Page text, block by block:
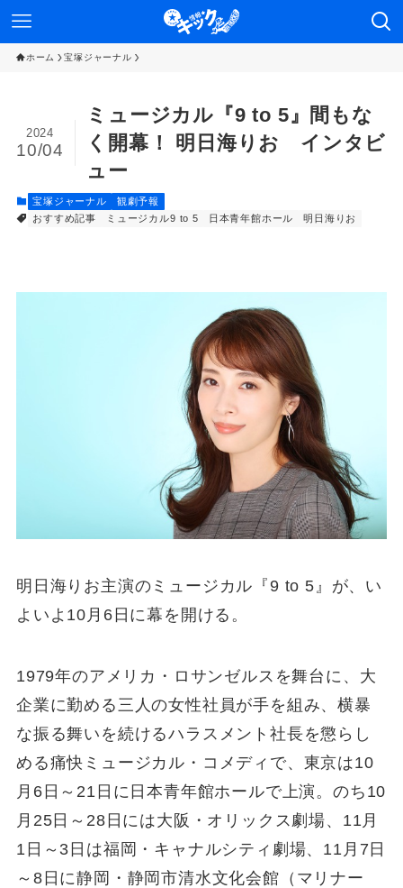
ホーム 宝塚ジャーナル
ミュージカル『9 to 5』間もな
く開幕！ 明日海りお インタビ
ュー
2024
10/04
宝塚ジャーナル
観劇予報
おすすめ記事
ミュージカル9 to 5 日本青年館ホール 明日海りお
明日海りお主演のミュージカル『9 to 5』が、い
よいよ10月6日に幕を開ける。
1979年のアメリカ・ロサンゼルスを舞台に、大
企業に勤める三人の女性社員が手を組み、横暴
な振る舞いを続けるハラスメント社長を懲らし
める痛快ミュージカル・コメディで、東京は10
月6日～21日に日本青年館ホールで上演。のち10
月25日～28日には大阪・オリックス劇場、11月
1日～3日は福岡・キャナルシティ劇場、11月7日
～8日に静岡・静岡市清水文化会館（マリナー